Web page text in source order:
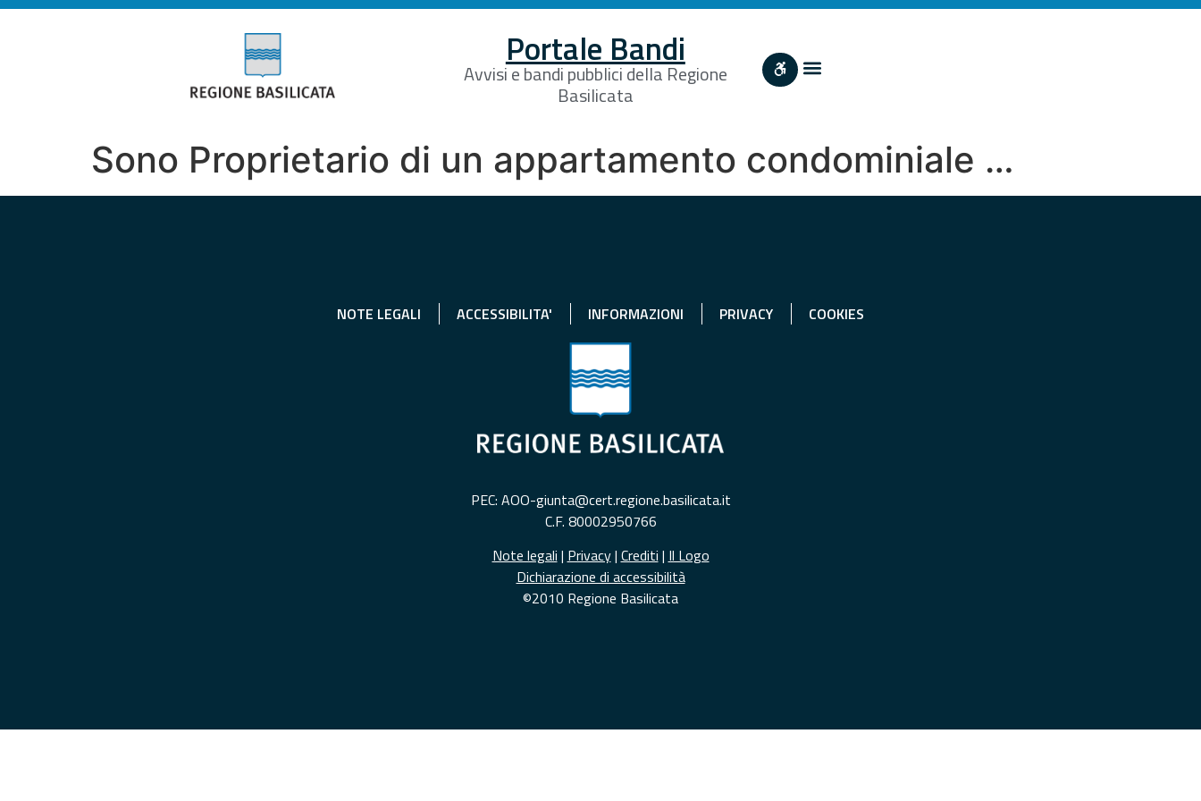
Portale Bandi
Avvisi e bandi pubblici della Regione
Basilicata
Sono Proprietario di un appartamento condominiale …
NOTE LEGALI ACCESSIBILITA' INFORMAZIONI PRIVACY COOKIES
PEC: AOO-giunta@cert.regione.basilicata.it
C.F. 80002950766
Note legali | Privacy| Crediti | Il Logo
Dichiarazione di accessibilità
©2010 Regione Basilicata